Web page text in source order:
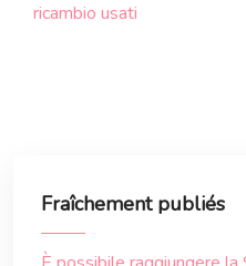
ricambio usati
Fraîchement publiés